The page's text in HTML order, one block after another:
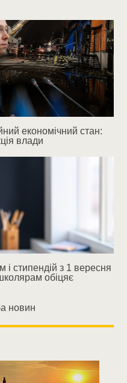
економічний стан:
влади
і стипендій з 1 вересня
обіцяє
новин